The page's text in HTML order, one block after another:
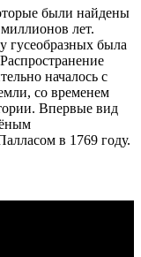
были найдены
лет.
гусеобразных была
началось с
со временем
Впервые вид
в 1769 году.